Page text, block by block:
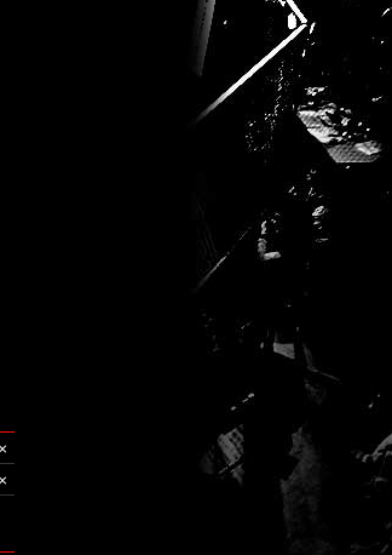
×
×